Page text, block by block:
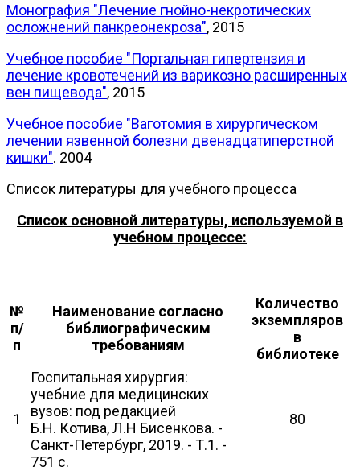
Монография "Лечение гнойно-некротических
осложнений панкреонекроза", 2015
Учебное пособие "Портальная гипертензия и
лечение кровотечений из варикозно расширенных
вен пищевода", 2015
Учебное пособие "Ваготомия в хирургическом
лечении язвенной болезни двенадцатиперстной
кишки". 2004
Список литературы для учебного процесса
Список основной литературы, используемой в
учебном процессе:
№
п/
п
Наименование согласно
библиографическим
требованиям
Количество
экземпляров
в
библиотеке
1
Госпитальная хирургия:
учебние для медицинских
вузов: под редакцией
Б.Н. Котива, Л.Н Бисенкова. -
Санкт-Петербург, 2019. - Т.1. -
751 с.
80